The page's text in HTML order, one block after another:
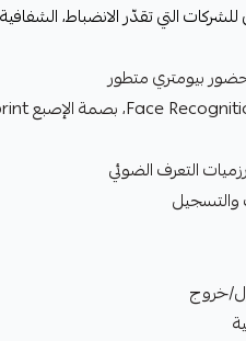
التي تقدّر الانضباط، الشفافية،